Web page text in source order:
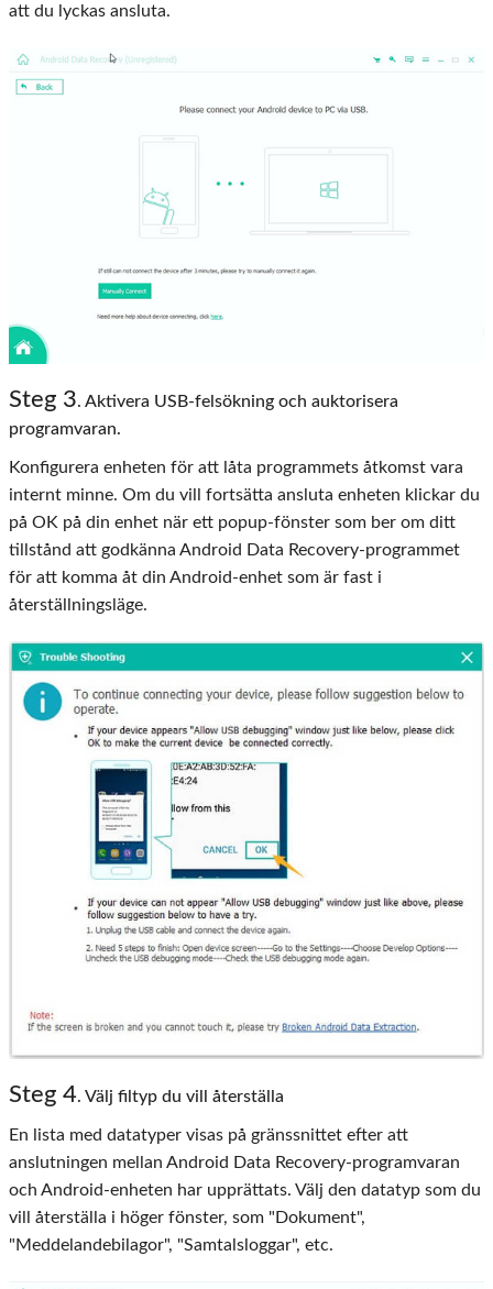
att du lyckas ansluta.
Steg 3. Aktivera USB-felsökning och auktorisera
programvaran.
Konfigurera enheten för att låta programmets åtkomst vara
internt minne. Om du vill fortsätta ansluta enheten klickar du
på OK på din enhet när ett popup-fönster som ber om ditt
tillstånd att godkänna Android Data Recovery-programmet
för att komma åt din Android-enhet som är fast i
återställningsläge.
Steg 4. Välj filtyp du vill återställa
En lista med datatyper visas på gränssnittet efter att
anslutningen mellan Android Data Recovery-programvaran
och Android-enheten har upprättats. Välj den datatyp som du
vill återställa i höger fönster, som "Dokument",
"Meddelandebilagor", "Samtalsloggar", etc.